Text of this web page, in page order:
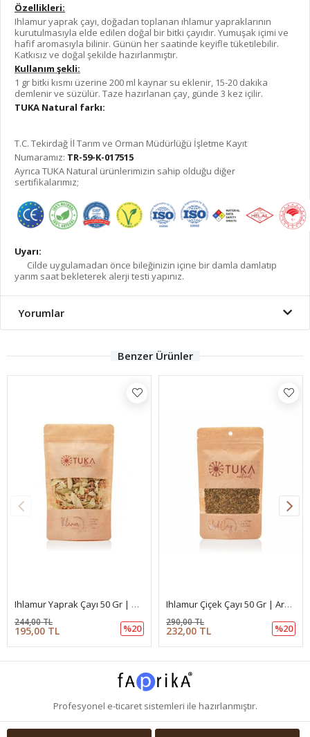
Özellikleri:
Ihlamur yaprak çayı, doğadan toplanan ıhlamur yapraklarının
kurutulmasıyla elde edilen doğal bir bitki çayıdır. Yumuşak içimi ve
hafif aromasıyla bilinir. Günün her saatinde keyifle tüketilebilir.
Katkısız ve doğal şekilde hazırlanmıştır.
Kullanım şekli:
1 gr bitki kısmı üzerine 200 ml kaynar su eklenir, 15-20 dakika
demlenir ve süzülür. Taze hazırlanan çay, günde 3 kez içilir.
TUKA Natural farkı:
T.C. Tekirdağ İl Tarım ve Orman Müdürlüğü İşletme Kayıt
Numaramız: TR-59-K-017515
Ayrıca TUKA Natural ürünlerimizin sahip olduğu diğer
sertifikalarımız;
Uyarı:
Cilde uygulamadan önce bileğinizin içine bir damla damlatıp
yarım saat bekleterek alerji testi yapınız.
Yorumlar
Benzer Ürünler
Ihlamur Yaprak Çayı 50 Gr | Doğal Bitki Çayı
195,00 TL
244,00 TL
%20
Ihlamur Çiçek Çayı 50 Gr | Aromatik Bitki Çayı
232,00 TL
290,00 TL
%20
Profesyonel e-ticaretsistemleri ile hazırlanmıştır.